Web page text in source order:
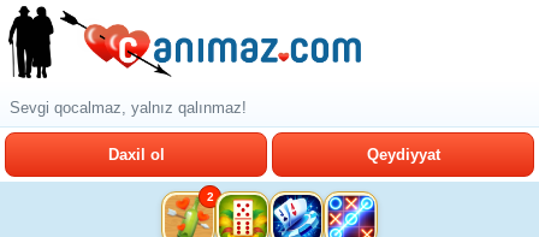
Sevgi qocalmaz, yalnız qalınmaz!
Daxil ol Qeydiyyat
2